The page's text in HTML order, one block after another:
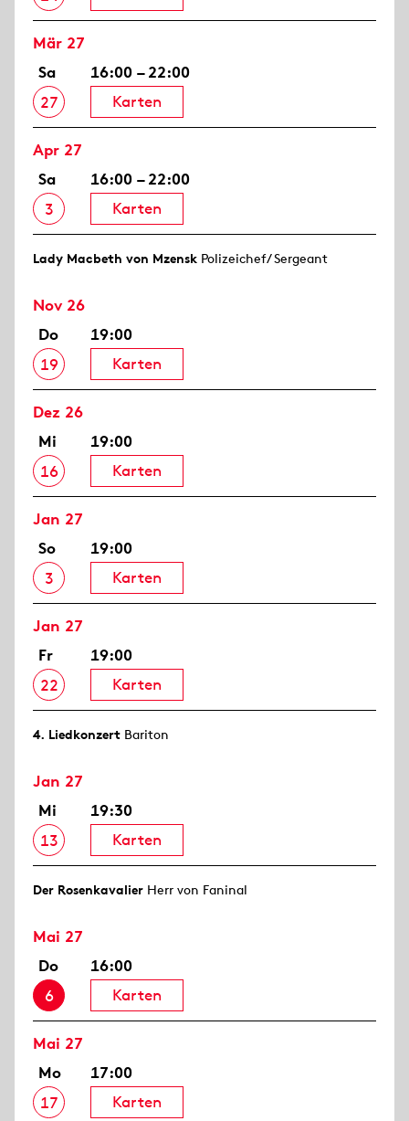
Mär 27
Sa
27
16:00 – 22:00
Karten
Apr 27
Sa
3
16:00 – 22:00
Karten
Lady Macbeth von Mzensk Polizeichef/ Sergeant
Nov 26
Do
19
19:00
Karten
Dez 26
Mi
16
19:00
Karten
Jan 27
So
3
19:00
Karten
Jan 27
Fr
22
19:00
Karten
4. Lied­konzert Bariton
Jan 27
Mi
13
19:30
Karten
Der Rosen­kavalier Herr von Faninal
Mai 27
Do
6
16:00
Karten
Mai 27
Mo
17
17:00
Karten